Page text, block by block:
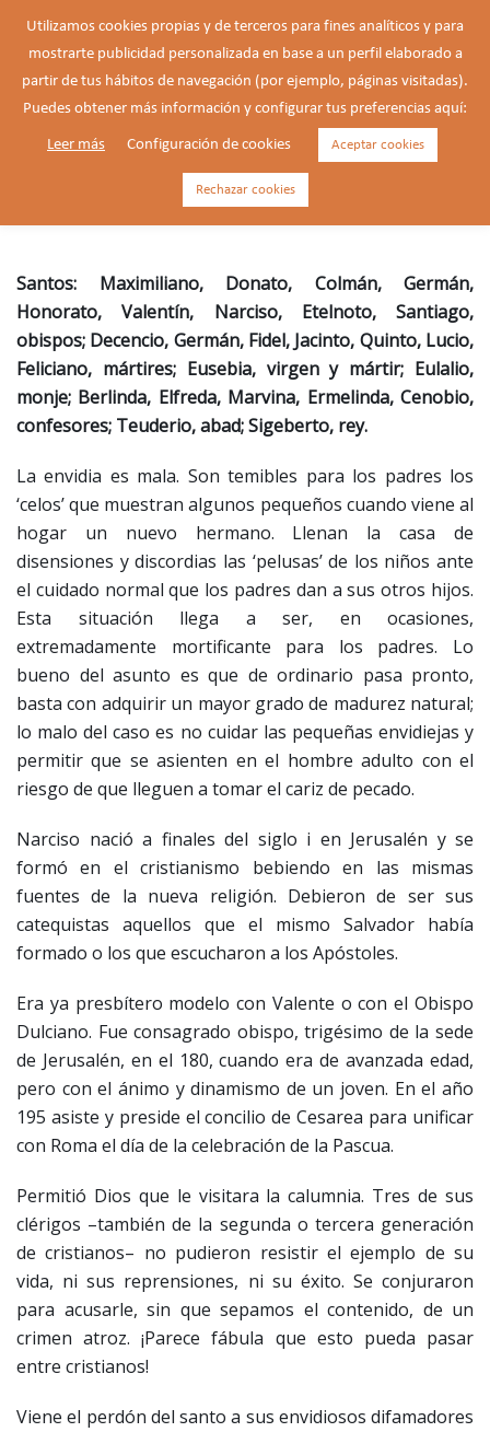
Narciso, obispo de Jerusalén
Santos: Maximiliano, Donato, Colmán, Germán,
Honorato, Valentín, Narciso, Etelnoto, Santiago,
obispos; Decencio, Germán, Fidel, Jacinto, Quinto, Lucio,
Feliciano, mártires; Eusebia, virgen y mártir; Eulalio,
monje; Berlinda, Elfreda, Marvina, Ermelinda, Cenobio,
confesores; Teuderio, abad; Sigeberto, rey.
La envidia es mala. Son temibles para los padres los
‘celos’ que muestran algunos pequeños cuando viene al
hogar un nuevo hermano. Llenan la casa de
disensiones y discordias las ‘pelusas’ de los niños ante
el cuidado normal que los padres dan a sus otros hijos.
Esta situación llega a ser, en ocasiones,
extremadamente mortificante para los padres. Lo
bueno del asunto es que de ordinario pasa pronto,
basta con adquirir un mayor grado de madurez natural;
lo malo del caso es no cuidar las pequeñas envidiejas y
permitir que se asienten en el hombre adulto con el
riesgo de que lleguen a tomar el cariz de pecado.
Narciso nació a finales del siglo i en Jerusalén y se
formó en el cristianismo bebiendo en las mismas
fuentes de la nueva religión. Debieron de ser sus
catequistas aquellos que el mismo Salvador había
formado o los que escucharon a los Apóstoles.
Era ya presbítero modelo con Valente o con el Obispo
Dulciano. Fue consagrado obispo, trigésimo de la sede
de Jerusalén, en el 180, cuando era de avanzada edad,
pero con el ánimo y dinamismo de un joven. En el año
195 asiste y preside el concilio de Cesarea para unificar
con Roma el día de la celebración de la Pascua.
Permitió Dios que le visitara la calumnia. Tres de sus
clérigos –también de la segunda o tercera generación
de cristianos– no pudieron resistir el ejemplo de su
vida, ni sus reprensiones, ni su éxito. Se conjuraron
para acusarle, sin que sepamos el contenido, de un
crimen atroz. ¡Parece fábula que esto pueda pasar
entre cristianos!
Viene el perdón del santo a sus envidiosos difamadores
Utilizamos cookies propias y de terceros para fines analíticos y para
mostrarte publicidad personalizada en base a un perfil elaborado a
partir de tus hábitos de navegación (por ejemplo, páginas visitadas).
Puedes obtener más información y configurar tus preferencias aquí:
Leer más Configuración de cookies Aceptar cookies
Rechazar cookies